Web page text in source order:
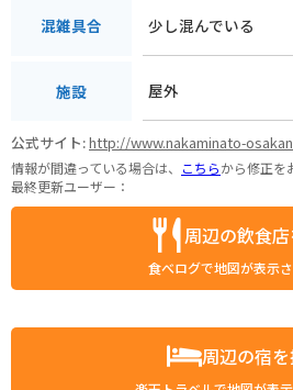
混雑具合 少し混んでいる
施設 屋外
公式サイト:http://www.nakaminato-
情報が間違っている場合は、 こちらから修正を
最終更新ユーザー：
周辺の飲食
食べログで地図が表示さ
周辺の宿